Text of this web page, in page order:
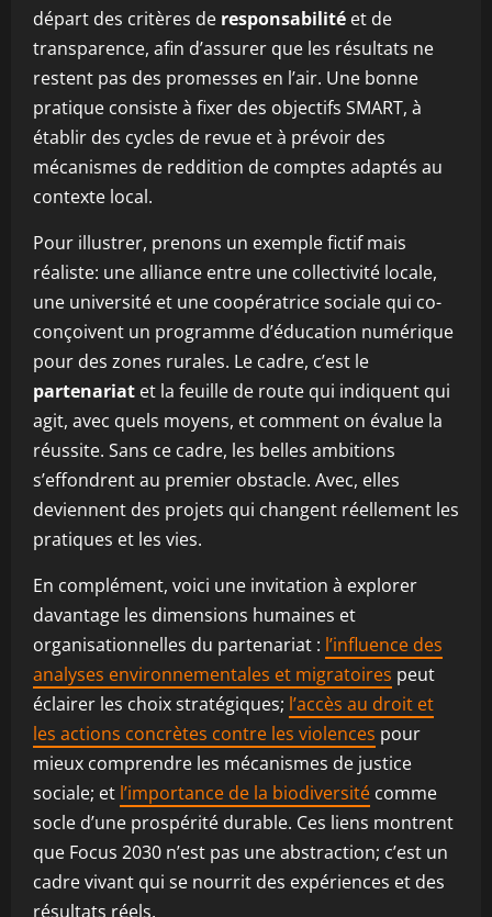
départ des critères de responsabilité et de
transparence, afin d’assurer que les résultats ne
restent pas des promesses en l’air. Une bonne
pratique consiste à fixer des objectifs SMART, à
établir des cycles de revue et à prévoir des
mécanismes de reddition de comptes adaptés au
contexte local.
Pour illustrer, prenons un exemple fictif mais
réaliste: une alliance entre une collectivité locale,
une université et une coopératrice sociale qui co-
conçoivent un programme d’éducation numérique
pour des zones rurales. Le cadre, c’est le
partenariat et la feuille de route qui indiquent qui
agit, avec quels moyens, et comment on évalue la
réussite. Sans ce cadre, les belles ambitions
s’effondrent au premier obstacle. Avec, elles
deviennent des projets qui changent réellement les
pratiques et les vies.
En complément, voici une invitation à explorer
davantage les dimensions humaines et
organisationnelles du partenariat : l’influence des
analyses environnementales et migratoires peut
éclairer les choix stratégiques; l’accès au droit et
les actions concrètes contre les violences pour
mieux comprendre les mécanismes de justice
sociale; et l’importance de la biodiversité comme
socle d’une prospérité durable. Ces liens montrent
que Focus 2030 n’est pas une abstraction; c’est un
cadre vivant qui se nourrit des expériences et des
résultats réels.